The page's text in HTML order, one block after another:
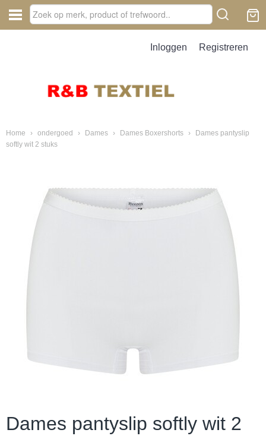
Inloggen Registreren
Home › ondergoed › Dames › Dames Boxershorts ›
Dames pantyslip
softly wit 2 stuks
Dames pantyslip softly wit 2